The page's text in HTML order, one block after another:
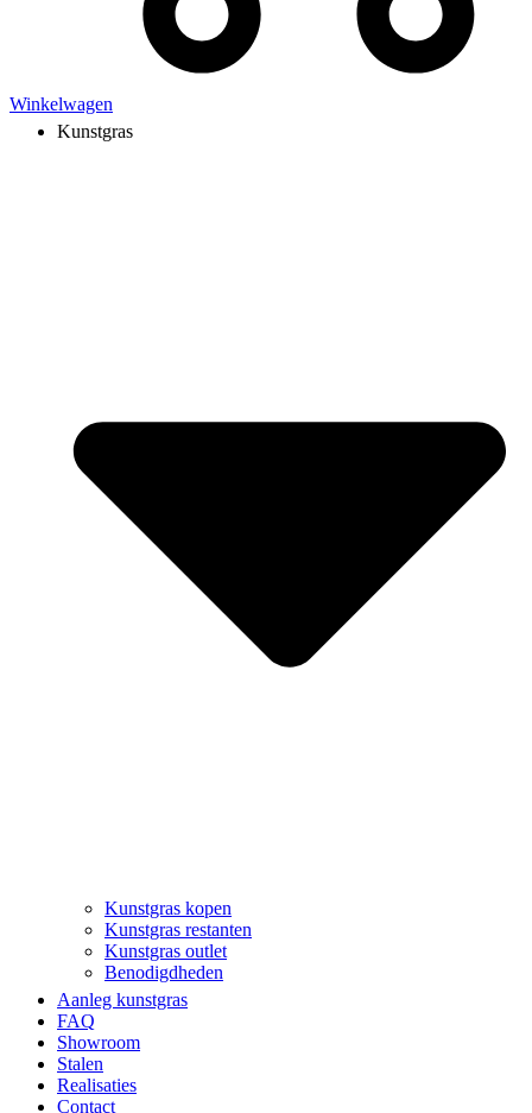
Winkelwagen
Kunstgras
Kunstgras kopen
Kunstgras restanten
Kunstgras outlet
Benodigdheden
Aanleg kunstgras
FAQ
Showroom
Stalen
Realisaties
Contact